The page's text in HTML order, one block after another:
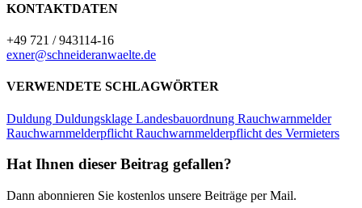
KONTAKTDATEN
+49 721 / 943114-16
exner@schneideranwaelte.de
VERWENDETE SCHLAGWÖRTER
Duldung Duldungsklage Landesbauordnung Rauchwarnmelder
Rauchwarnmelderpflicht Rauchwarnmelderpflicht des Vermieters
Hat Ihnen dieser Beitrag gefallen?
Dann abonnieren Sie kostenlos unsere Beiträge per Mail.